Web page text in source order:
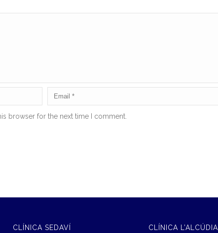
browser for the next time I comment.
CLÍNICA SEDAVÍ CLÍNICA L’ALCÚDIA